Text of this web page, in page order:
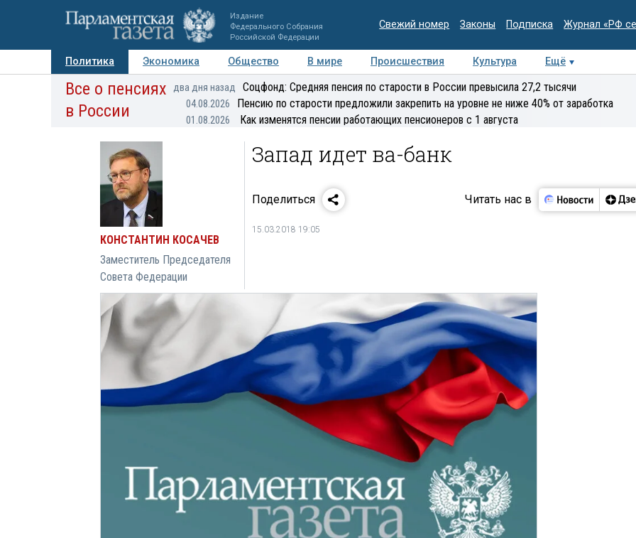
Издание
Федерального Собрания
Российской Федерации
Свежий номер Законы Подписка Журнал «РФ
Политика Экономика Общество В мире Происшествия Культура Ещё
Авторы Персоны Мнения Регионы Медиацентр Интервью Колумнисты
Все о пенсиях
в России
два дня назад Соцфонд: Средняя пенсия по старости в России превысила 27,2 тысячи
04.08.2026 Пенсию по старости предложили закрепить на уровне не ниже 40% от заработка
01.08.2026 Как изменятся пенсии работающих пенсионеров с 1 августа
КОНСТАНТИН КОСАЧЕВ
Заместитель Председателя
Совета Федерации
Запад идет ва-банк
Поделиться Читать нас в
15.03.2018 19:05